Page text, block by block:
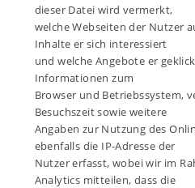
dieser Datei wird vermerkt,
welche Webseiten der Nutzer
Inhalte er sich interessiert
und welche Angebote er
Informationen zum
Browser und Betriebssystem,
Besuchszeit sowie weitere
Angaben zur Nutzung des
ebenfalls die IP-Adresse der
Nutzer erfasst, wobei wir im
Analytics mitteilen, dass die